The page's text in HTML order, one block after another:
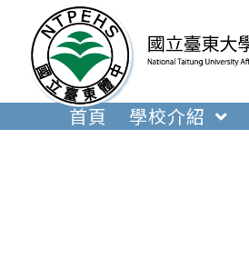
內
首頁 學校介紹